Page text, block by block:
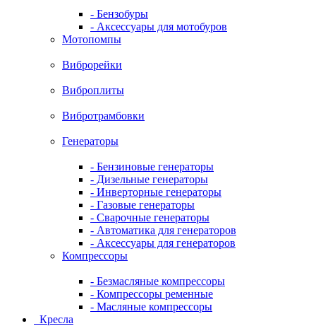
- Бензобуры
- Аксессуары для мотобуров
Мотопомпы
Виброрейки
Виброплиты
Вибротрамбовки
Генераторы
- Бензиновые генераторы
- Дизельные генераторы
- Инверторные генераторы
- Газовые генераторы
- Сварочные генераторы
- Автоматика для генераторов
- Аксессуары для генераторов
Компрессоры
- Безмасляные компрессоры
- Компрессоры ременные
- Масляные компрессоры
Кресла